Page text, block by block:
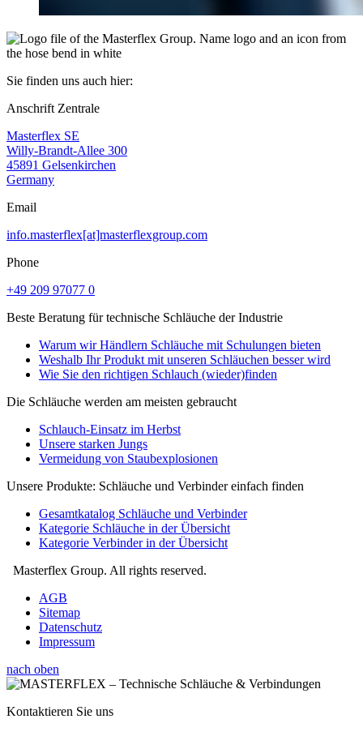
Sie finden uns auch hier:
Anschrift Zentrale
Masterflex SE
Willy-Brandt-Allee 300
45891 Gelsenkirchen
Germany
Email
info.masterflex[at]masterflexgroup.com
Phone
+49 209 97077 0
Beste Beratung für technische Schläuche der Industrie
Warum wir Händlern Schläuche mit Schulungen bieten
Weshalb Ihr Produkt mit unseren Schläuchen besser wird
Wie Sie den richtigen Schlauch (wieder)finden
Die Schläuche werden am meisten gebraucht
Schlauch-Einsatz im Herbst
Unsere starken Jungs
Vermeidung von Staubexplosionen
Unsere Produkte: Schläuche und Verbinder einfach finden
Gesamtkatalog Schläuche und Verbinder
Kategorie Schläuche in der Übersicht
Kategorie Verbinder in der Übersicht
Masterflex Group. All rights reserved.
AGB
Sitemap
Datenschutz
Impressum
nach oben
Kontaktieren Sie uns